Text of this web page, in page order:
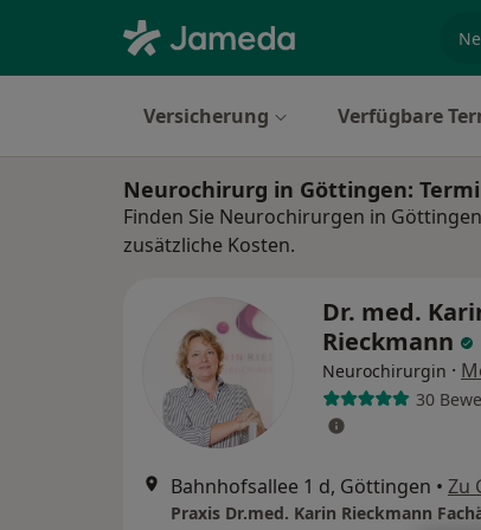
Versicherung Verfügbare
Neurochirurg in Göttingen:
Finden Sie Neurochirurgen in
zusätzliche Kosten.
Dr. med.
Rieckmann
Neurochirurgin ·
30
Bahnhofsallee 1 d, Göttingen • Zu